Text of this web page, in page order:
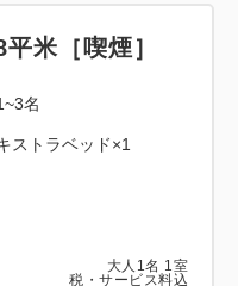
大人 1 名 1 室
税・サービス料込
米［喫煙］
名
ストラベッド×1